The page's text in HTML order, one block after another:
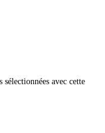
avec cette